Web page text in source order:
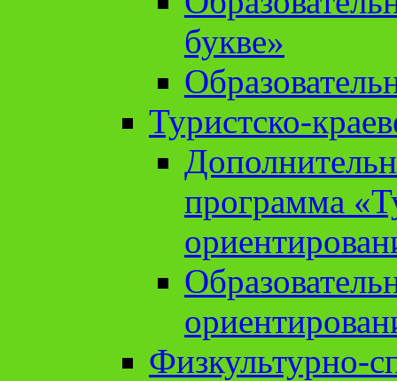
букве»
Туристско-
программа
Физкультурно-